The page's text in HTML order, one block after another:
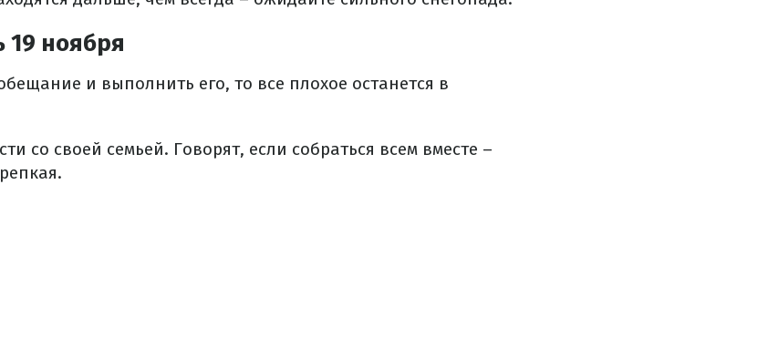
19 ноября
и выполнить его, то все плохое останется в
со своей семьей. Говорят, если собраться всем вместе –